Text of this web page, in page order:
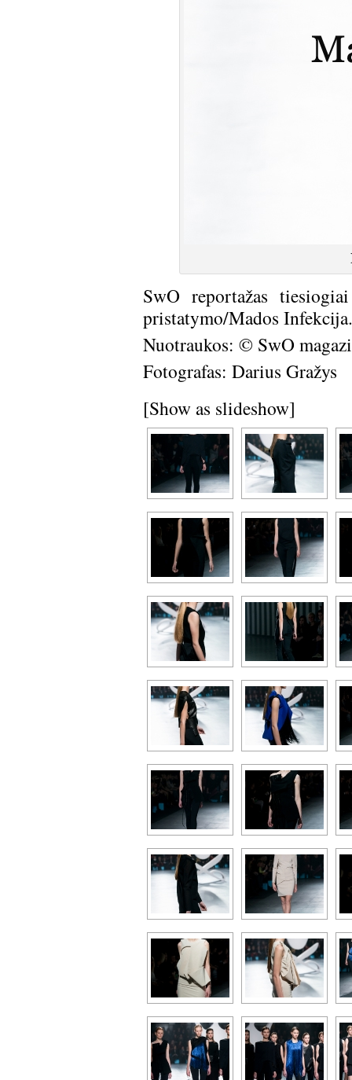
SwO reportažas
pristatymo/Mados Infekcija.
Nuotraukos: © SwO
Fotografas: Darius Gražys
[Show as slideshow]